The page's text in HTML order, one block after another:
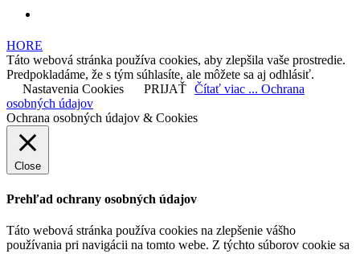
HORE
Táto webová stránka používa cookies, aby zlepšila vaše prostredie.
Predpokladáme, že s tým súhlasíte, ale môžete sa aj odhlásiť.
Nastavenia Cookies
PRIJAŤ Čítať viac ... Ochrana
osobných údajov
Ochrana osobných údajov & Cookies
Close
Prehľad ochrany osobných údajov
Táto webová stránka používa cookies na zlepšenie vášho
používania pri navigácii na tomto webe. Z týchto súborov cookie sa